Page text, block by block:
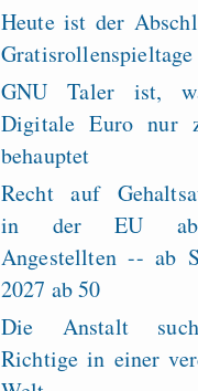
Heute ist der
GNU Taler ist,
Digitale Euro nur
behauptet
Recht auf
in der EU
Angestellten -- ab
2027 ab 50
Die Anstalt
Richtige in einer